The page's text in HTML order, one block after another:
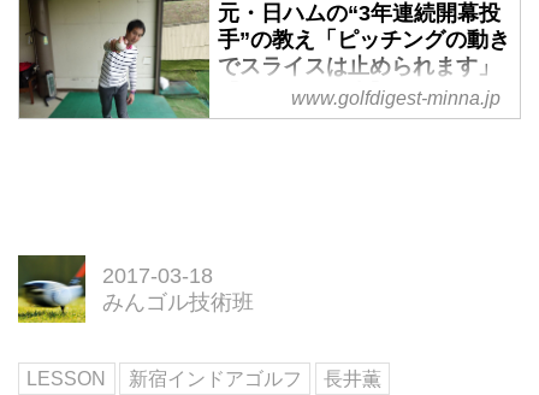
元・日ハムの“3年連続開幕投
手”の教え「ピッチングの動き
でスライスは止められます」
【レッスン散歩】 - みんなの
ゴルフダイジェスト
の世界に飛び込んだ津野は、現在
てレッスンをしている。元プロ野
www.golfdigest-minna.jp
2017-03-18
みんゴル技術班
LESSON 新宿インドアゴルフ
長井薫